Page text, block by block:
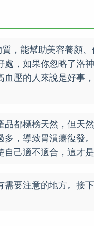
，能幫助美容養顏
，如果你忽略了洛
壓的人來說是好事
都標榜天然，但天
，導致胃潰瘍復發
己適不適合，這才是
要注意的地方。接